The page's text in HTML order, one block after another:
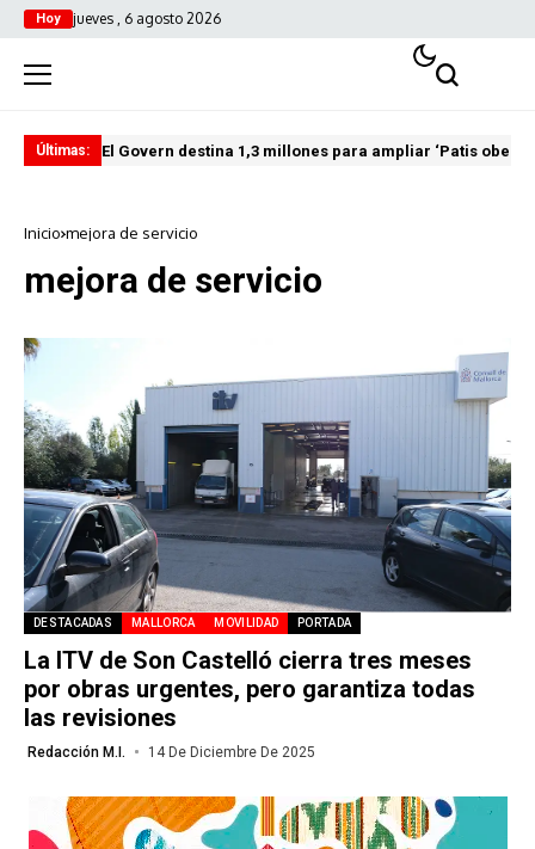
Hoy jueves , 6 agosto 2026
Últimas: El Govern destina 1,3 millones para ampliar ‘Patis
Inicio mejora de servicio
mejora de servicio
DESTACADAS MALLORCA MOVILIDAD PORTADA
La ITV de Son Castelló cierra tres meses
por obras urgentes, pero garantiza todas
las revisiones
Redacción M.I. 14 De Diciembre De 2025